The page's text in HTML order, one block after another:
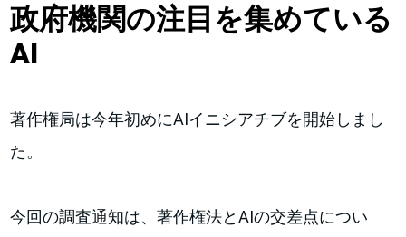
政府機関の注目を集めている
AI
著作権局は今年初めにAIイニシアチブを開始しまし
た。
今回の調査通知は、著作権法とAIの交差点につい